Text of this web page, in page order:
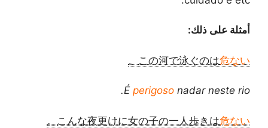
أمثلة على ذلك:
この河で泳ぐのは危ない
。
É perigoso nadar neste rio.
こんな夜更けに女の子の一人歩きは危ない
。